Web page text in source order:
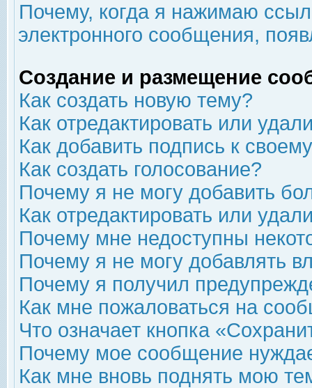
Почему, когда я нажимаю
электронного сообщения,
Создание и размещение
Как создать новую тему?
Как отредактировать или
Как добавить подпись к
Как создать голосование?
Почему я не могу добавить
Как отредактировать или
Почему мне недоступны
Почему я не могу добавлять
Почему я получил
Как мне пожаловаться на
Что означает кнопка
Почему мое сообщение
Как мне вновь поднять мою